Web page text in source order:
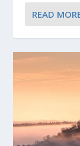
READ